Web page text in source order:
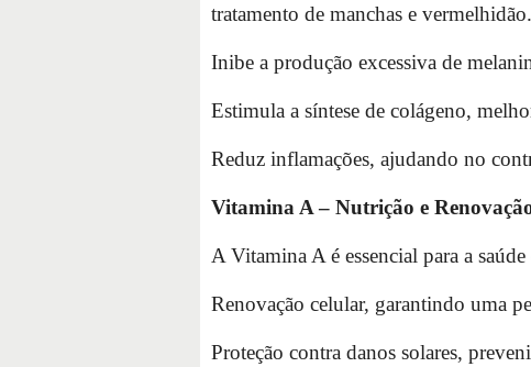
tratamento de manchas e
Inibe a produção excessiva de
Estimula a síntese de colágeno,
Reduz inflamações, ajudando no
Vitamina A – Nutrição e
A Vitamina A é essencial para a
Renovação celular, garantindo uma
Proteção contra danos solares,